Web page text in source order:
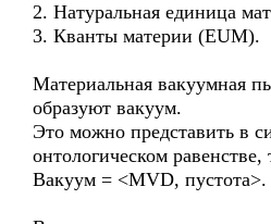
2. Натуральная единица
3. Кванты материи (EUM).
Материальная вакуумная
образуют вакуум.
Это можно представить в
онтологическом равенстве,
Вакуум = <MVD, пустота>.